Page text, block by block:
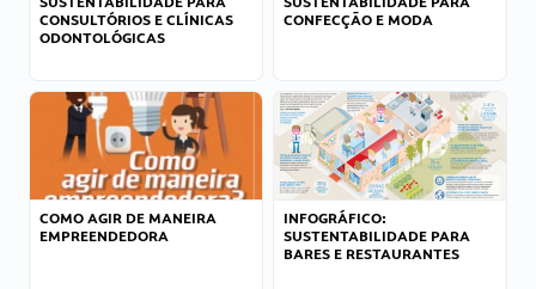
CONSULTÓRIOS E CLÍNICAS
ODONTOLÓGICAS
CONFECÇÃO E MODA
COMO AGIR DE MANEIRA
EMPREENDEDORA
INFOGRÁFICO:
SUSTENTABILIDADE PARA
BARES E RESTAURANTES